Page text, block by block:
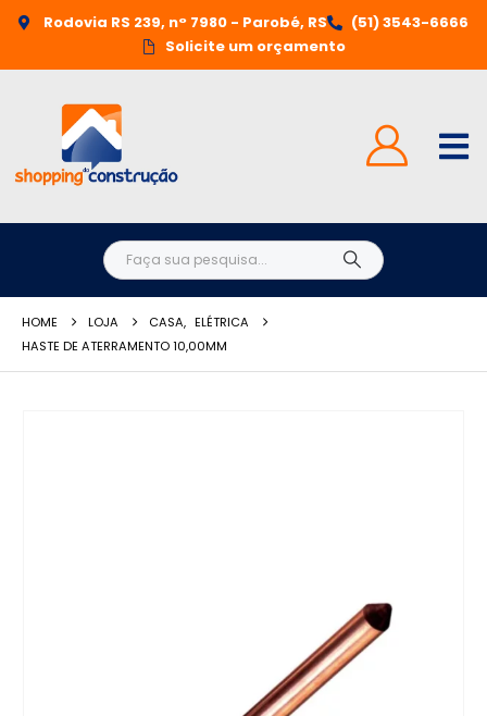
Rodovia RS 239, n° 7980 - Parobé, RS
(51) 3543-6666
Solicite um orçamento
HOME LOJA CASA, ELÉTRICA
HASTE DE ATERRAMENTO 10,00MM